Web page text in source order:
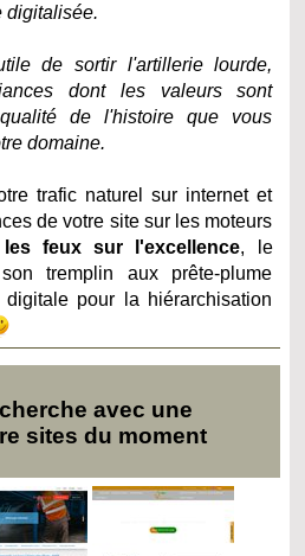
digitalisée.
de sortir l'artillerie lourde,
dont les valeurs sont
de l'histoire que vous
domaine.
trafic naturel sur internet et
de votre site sur les moteurs
les feux sur l'excellence, le
tremplin aux prête-plume
digitale pour la hiérarchisation
avec une
sites du moment